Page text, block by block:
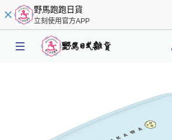
野馬跑跑日貨
立刻使用官方APP